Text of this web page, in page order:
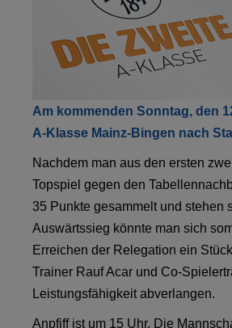
Am kommenden Sonntag, den
A-Klasse Mainz-Bingen nach
Nachdem man aus den ersten
Topspiel gegen den
35 Punkte gesammelt und stehen
Auswärtssieg könnte man sich
Erreichen der Relegation ein
Trainer Rauf Acar und Co-
Leistungsfähigkeit abverlangen.
Anpfiff ist um 15 Uhr. Die